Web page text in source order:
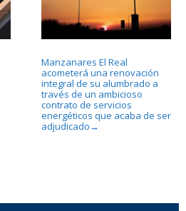
Manzanares El Real
acometerá una renovación
integral de su alumbrado a
través de un ambicioso
contrato de servicios
energéticos que acaba de ser
adjudicado →